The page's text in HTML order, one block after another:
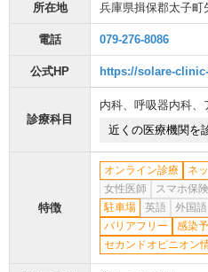
所在地 兵庫県揖保郡太子町
電話 079-276-8086
公式HP https://solare-
診療科目
内科、 呼吸器内科、
近くの医療機関を
特徴
オンライン診療 ネ
女性医師
スマホ保
駐車場
英語 外国語
バリアフリー
感染
セカンドオピニオン